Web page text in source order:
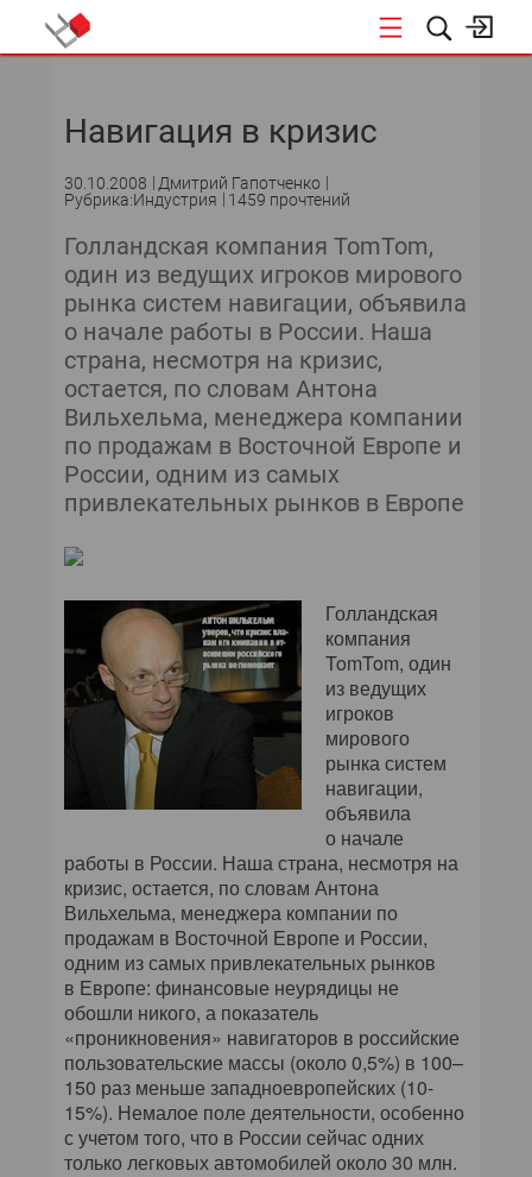
НОВОСТИ
Навигация в кризис
30.10.2008
Дмитрий Гапотченко
Рубрика:Индустрия
1459 прочтений
Голландская компания TomTom,
один из ведущих игроков мирового
рынка систем навигации, объявила
о начале работы в России. Наша
страна, несмотря на кризис,
остается, по словам Антона
Вильхельма, менеджера компании
по продажам в Восточной Европе и
России, одним из самых
привлекательных рынков в Европе
Голландская
компания
TomTom, один
из ведущих
игроков
мирового
рынка систем
навигации,
объявила
о начале
работы в России. Наша страна, несмотря на
кризис, остается, по словам Антона
Вильхельма, менеджера компании по
продажам в Восточной Европе и России,
одним из самых привлекательных рынков
в Европе: финансовые неурядицы не
обошли никого, а показатель
«проникновения» навигаторов в российские
пользовательские массы (около 0,5%) в 100–
150 раз меньше западноевропейских (10-
15%). Немалое поле деятельности, особенно
с учетом того, что в России сейчас одних
только легковых автомобилей около 30 млн.